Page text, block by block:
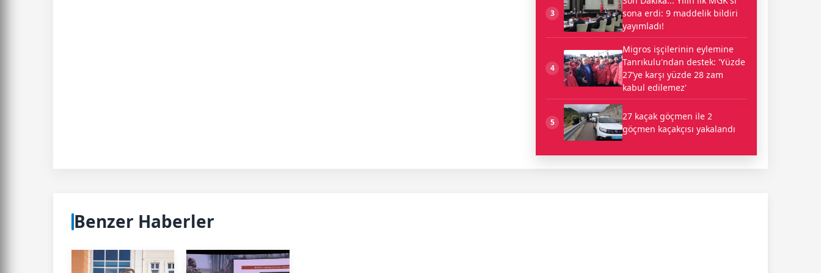
3
sona erdi: 9 maddelik bildiri
yayımladı!
4
Migros işçilerinin eylemine
Tanrıkulu'ndan destek: 'Yüzde
27’ye karşı yüzde 28 zam
kabul edilemez'
5
27 kaçak göçmen ile 2
göçmen kaçakçısı yakalandı
Benzer Haberler